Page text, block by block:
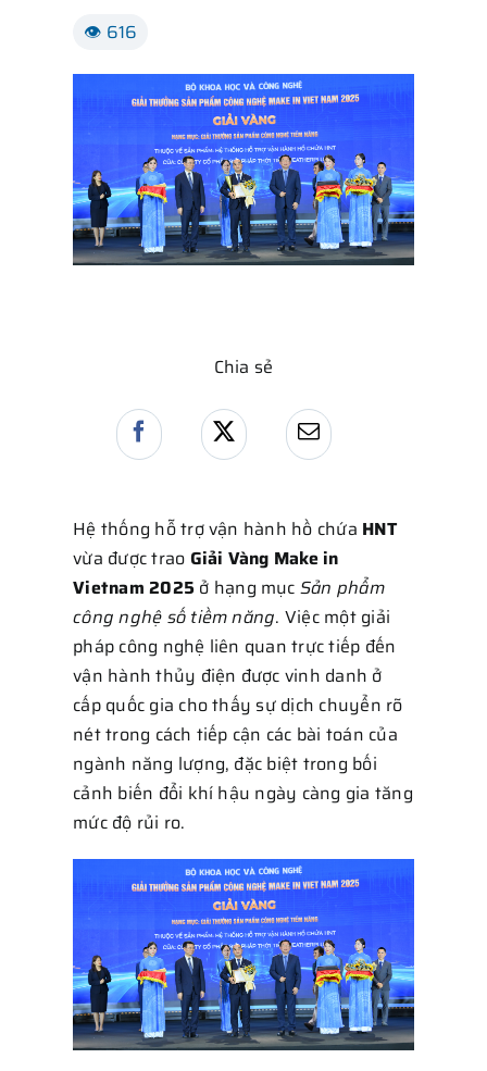
👁 616
Chia sẻ
Hệ thống hỗ trợ vận hành hồ chứa HNT
vừa được trao Giải Vàng Make in
Vietnam 2025 ở hạng mục Sản phẩm
công nghệ số tiềm năng. Việc một giải
pháp công nghệ liên quan trực tiếp đến
vận hành thủy điện được vinh danh ở
cấp quốc gia cho thấy sự dịch chuyển rõ
nét trong cách tiếp cận các bài toán của
ngành năng lượng, đặc biệt trong bối
cảnh biến đổi khí hậu ngày càng gia tăng
mức độ rủi ro.